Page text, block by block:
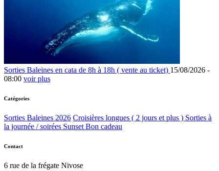
Sorties Baleines en cata de 8h à 18h ( vente au ticket) 15/08/2026 -
08:00 voir plus
Catégories
Sorties Baleines 2026 Croisières longues ( 2 jours et plus ) Sorties à
la journée / soirées Sunset Bon cadeau
Contact
6 rue de la frégate Nivose